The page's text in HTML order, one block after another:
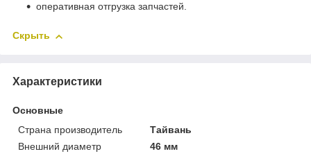
оперативная отгрузка запчастей.
Скрыть
Характеристики
Основные
Страна производитель
Тайвань
Внешний диаметр
46 мм